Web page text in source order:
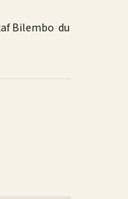
Bilembo du